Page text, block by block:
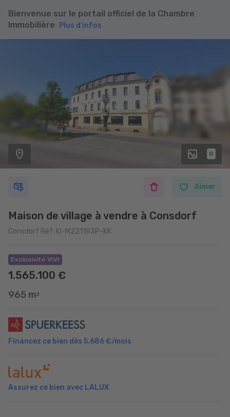
Bienvenue sur le portail officiel de la Chambre
Immobilière
Plus d’infos
8
Aimer
Maison de village à vendre à Consdorf
Consdorf Réf: KI-M221183P-KK
Exclusivité VIVI
1.565.100 €
965 m 2
Financez ce bien dès 5.686 €/mois
Assurez ce bien avec LALUX